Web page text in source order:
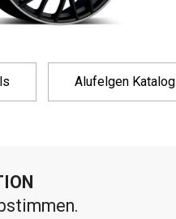
Alufelgen Katalog